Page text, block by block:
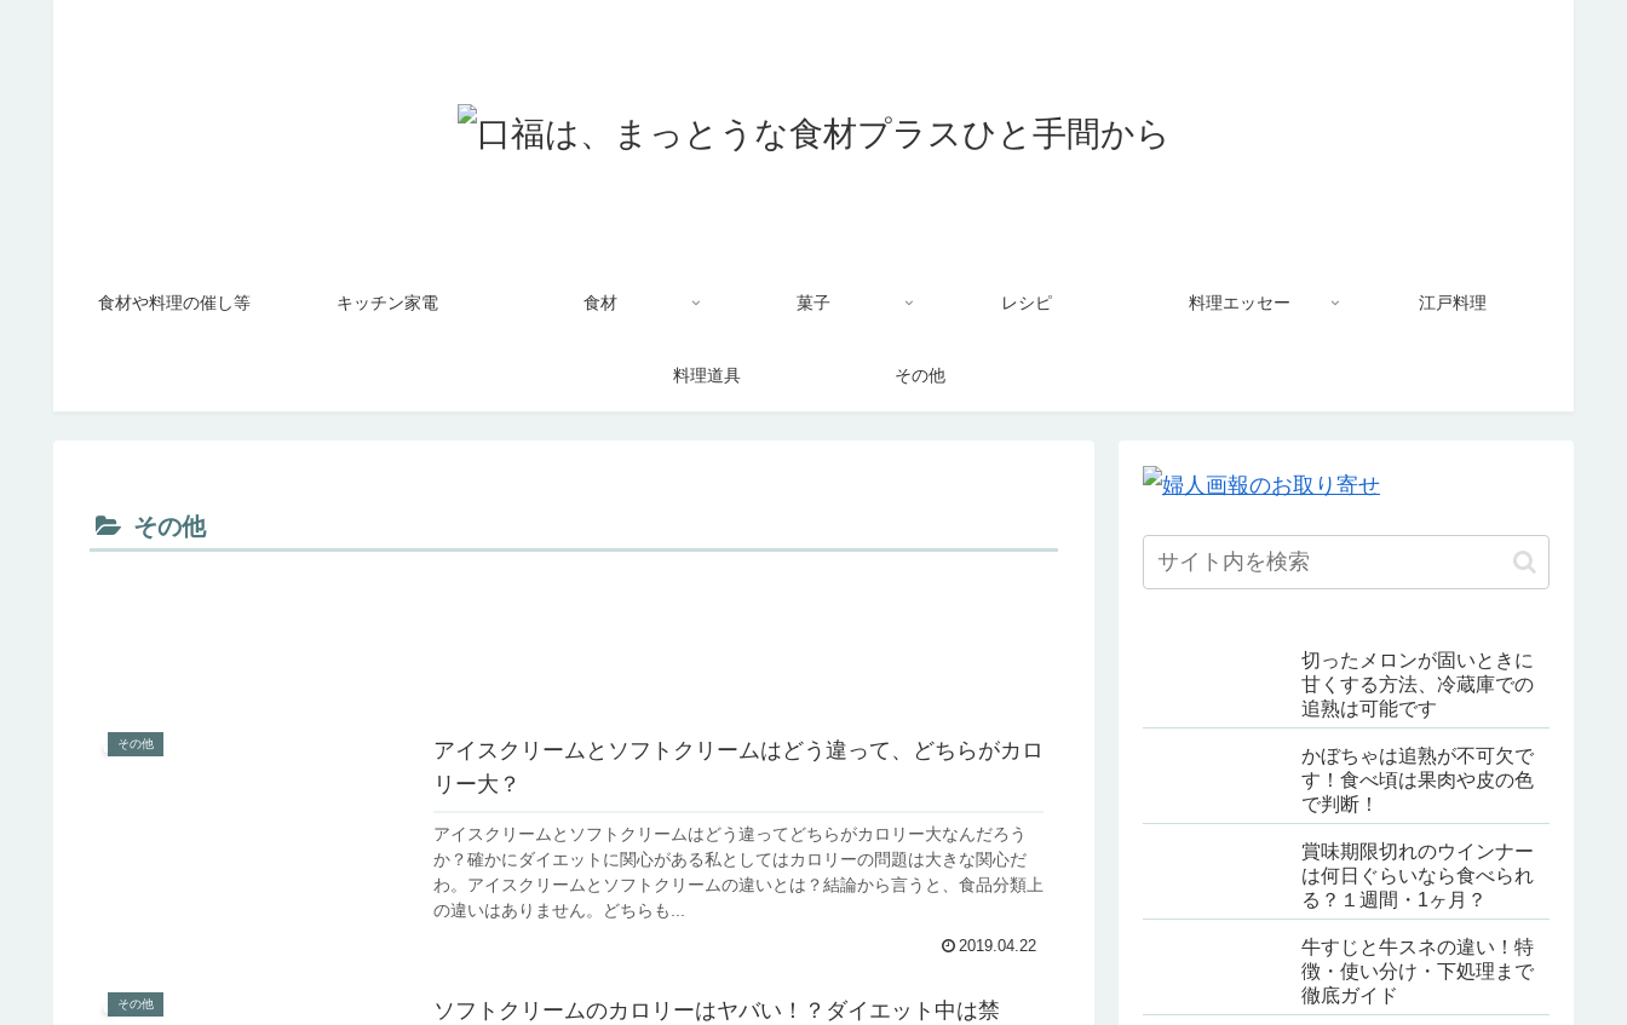
食材や料理の催し等 キッチン家電 食材 菓子 レシピ 料理エッセー 江戸料理
料理道具 その他
その他
その他
アイスクリームとソフトクリームはどう違って、どちらがカロ
リー大？
アイスクリームとソフトクリームはどう違ってどちらがカロリー大なんだろう
か？確かにダイエットに関心がある私としてはカロリーの問題は大きな関心だ
わ。アイスクリームとソフトクリームの違いとは？結論から言うと、食品分類上
の違いはありません。どちらも...
2019.04.22
その他
ソフトクリームのカロリーはヤバい！？ダイエット中は禁
切ったメロンが固いときに
甘くする方法、冷蔵庫での
追熟は可能です
かぼちゃは追熟が不可欠で
す！食べ頃は果肉や皮の色
で判断！
賞味期限切れのウインナー
は何日ぐらいなら食べられ
る？１週間・1ヶ月？
牛すじと牛スネの違い！特
徴・使い分け・下処理まで
徹底ガイド